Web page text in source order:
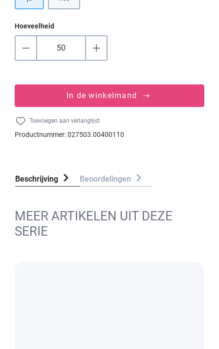
Hoeveelheid
In de winkelmand
Toevoegen aan verlanglijst
Productnummer:027503.00400110
Beschrijving Beoordelingen
MEER ARTIKELEN UIT DEZE
SERIE